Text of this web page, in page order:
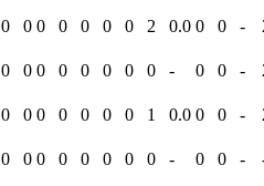
0 0 0 0 0 0 0 2 0.0 0 0 -
0 0 0 0 0 0 0 0 - 0 0 -
0 0 0 0 0 0 0 1 0.0 0 0 -
0 0 0 0 0 0 0 0 - 0 0 -